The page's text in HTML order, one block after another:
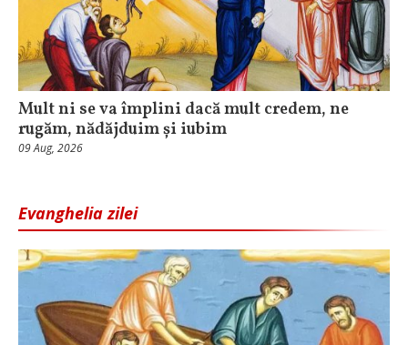
Mult ni se va împlini dacă mult credem, ne
rugăm, nădăjduim și iubim
09 Aug, 2026
Evanghelia zilei